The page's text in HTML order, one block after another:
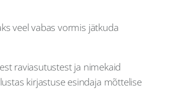
veel vabas vormis jätkuda
raviasutustest ja nimekaid
kirjastuse esindaja mõttelise